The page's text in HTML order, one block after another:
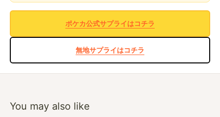
ポケカ公式サプライはコチラ
無地サプライはコチラ
You may also like